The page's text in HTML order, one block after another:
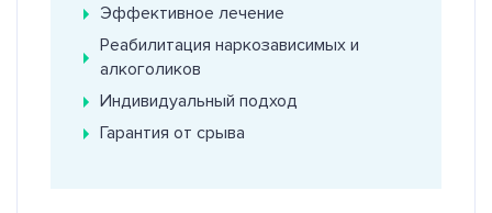
Эффективное лечение
Реабилитация наркозависимых и
алкоголиков
Индивидуальный подход
Гарантия от срыва